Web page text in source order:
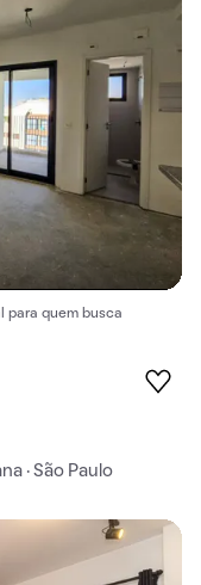
para quem busca
· São Paulo